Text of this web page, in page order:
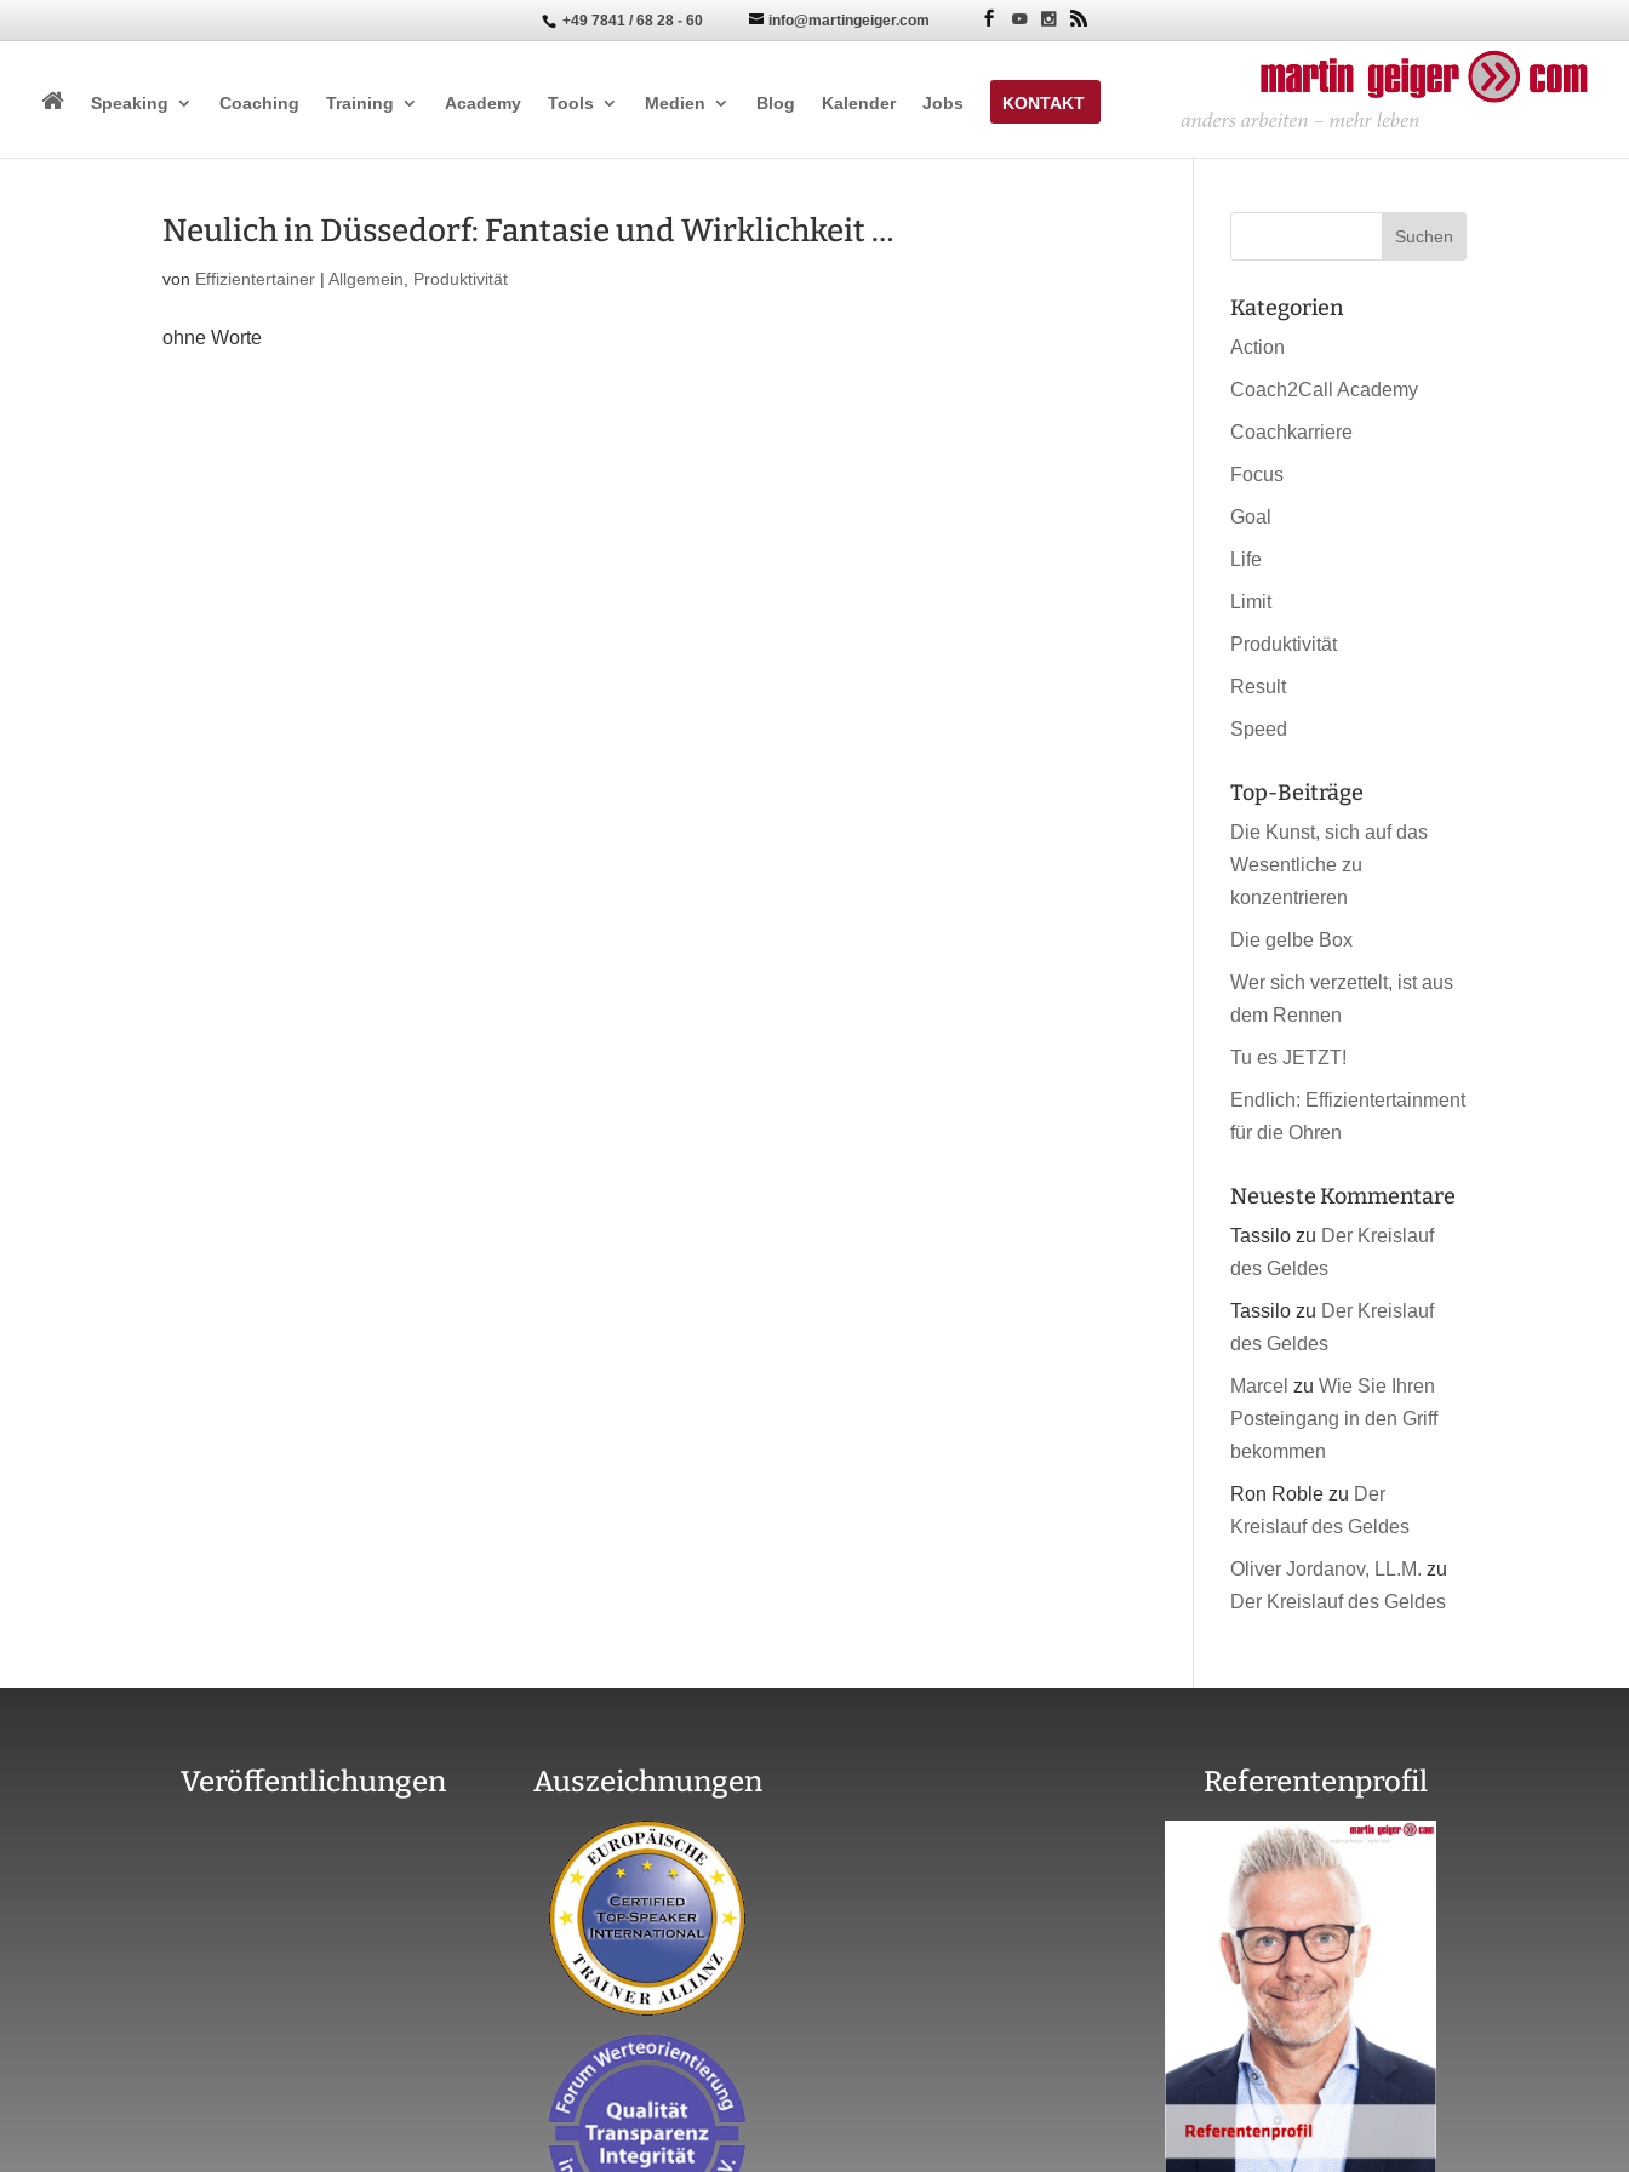
+49 7841 / 68 28 - 60 info@martingeiger.com  
Speaking Coaching Training Academy Tools Medien Blog Kalender Jobs KONTAKT
Neulich in Düssedorf: Fantasie und Wirklichkeit …
von Effizientertainer |Allgemein Produktivität
ohne Worte
Kategorien
Action
Coach2Call Academy
Coachkarriere
Focus
Goal
Life
Limit
Produktivität
Result
Speed
Top-Beiträge
Die Kunst, sich auf das
Wesentliche zu
konzentrieren
Die gelbe Box
Wer sich verzettelt, ist aus
dem Rennen
Tu es JETZT!
Endlich: Effizientertainment
für die Ohren
Neueste Kommentare
Tassilo zu Der Kreislauf
des Geldes
Tassilo zu Der Kreislauf
des Geldes
Marcel zuWie Sie Ihren
Posteingang in den Griff
bekommen
Ron Roble zu Der
Kreislauf des Geldes
Oliver Jordanov, LL.M. zu
Der Kreislauf des Geldes
Veröffentlichungen Auszeichnungen Referentenprofil